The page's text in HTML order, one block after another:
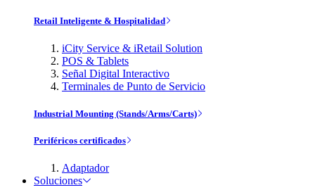
Retail Inteligente & Hospitalidad
iCity Service & iRetail Solution
POS & Tablets
Señal Digital Interactivo
Terminales de Punto de Servicio
Industrial Mounting (Stands/Arms/Carts)
Periféricos certificados
Adaptador
Soluciones